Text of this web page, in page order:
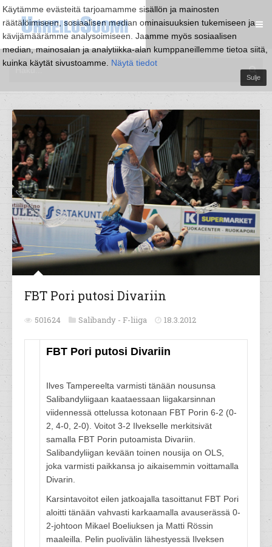
Käytämme evästeitä tarjoamamme sisällön ja mainosten
räätälöimiseen, sosiaalisen median ominaisuuksien tukemiseen ja
kävijämäärämme analysoimiseen. Jaamme myös sosiaalisen
median, mainosalan ja analytiikka-alan kumppaneillemme tietoa siitä,
kuinka käytät sivustoamme. Näytä tiedot
Sulje
FBT Pori putosi Divariin
501624 Salibandy - F-liiga 18.3.2012
FBT Pori putosi Divariin
Ilves Tampereelta varmisti tänään nousunsa
Salibandyliigaan kaataessaan liigakarsinnan
viidennessä ottelussa kotonaan FBT Porin 6-2 (0-
2, 4-0, 2-0). Voitot 3-2 Ilvekselle merkitsivät
samalla FBT Porin putoamista Divariin.
Salibandyliigan kevään toinen nousija on OLS,
joka varmisti paikkansa jo aikaisemmin voittamalla
Divarin.
Karsintavoitot eilen jatkoajalla tasoittanut FBT Pori
aloitti tänään vahvasti karkaamalla avauserässä 0-
2-johtoon Mikael Boeliuksen ja Matti Rössin
maaleilla. Pelin puolivälin lähestyessä Ilveksen